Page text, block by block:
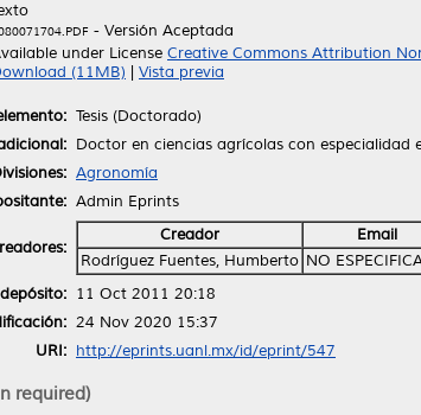
- Versión Aceptada
under License Creative Commons Attribution
(11MB)
Vista previa
Tesis (Doctorado)
Doctor en ciencias agrícolas con especialidad
Agronomía
Admin Eprints
Creador Email
Rodríguez Fuentes, Humberto NO
11 Oct 2011 20:18
24 Nov 2020 15:37
URI: http://eprints.uanl.mx/id/eprint/547
required)